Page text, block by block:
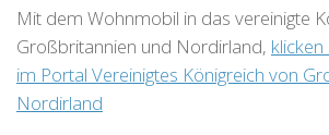
Mit dem Wohnmobil in das vereinigte
Großbritannien und Nordirland, klicken
im Portal Vereinigtes Königreich von
Nordirland